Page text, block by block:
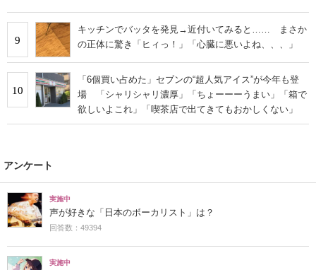
9
キッチンでバッタを発見→近付いてみると…… まさか
の正体に驚き「ヒィっ！」「心臓に悪いよね、、、」
10
「6個買い占めた」セブンの“超人気アイス”が今年も登
場 「シャリシャリ濃厚」「ちょーーーうまい」「箱で
欲しいよこれ」「喫茶店で出てきてもおかしくない」
アンケート
実施中
声が好きな「日本のボーカリスト」は？
回答数：49394
実施中